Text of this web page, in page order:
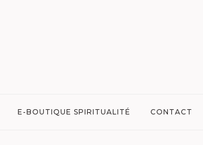
E-BOUTIQUE SPIRITUALITÉ CONTACT